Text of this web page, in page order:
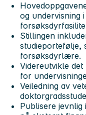
og undervisning
Stillingen
studieportefølje,
forsøksdyrlære.
Videreutvikle
for
Veiledning av
Publisere